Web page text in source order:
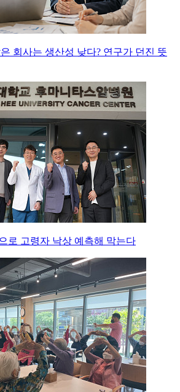
회사는 생산성 낮다? 연구가 던진 뜻
로 고령자 낙상 예측해 막는다